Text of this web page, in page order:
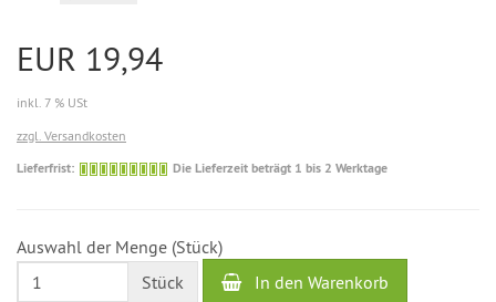
EUR 19,94
inkl. 7 % USt
zzgl. Versandkosten
Lieferfrist:
Die
bis
2
Werktage
Die Lieferzeit beträgt 1 bis 2 Werktage
Auswahl der Menge (Stück)
Stück
In den Warenkorb